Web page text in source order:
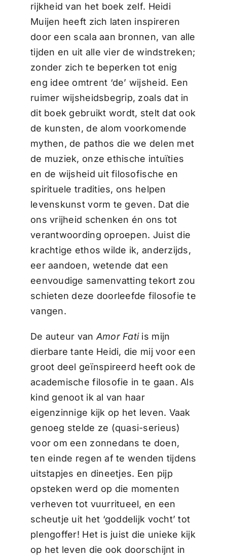
rijkheid van het boek zelf. Heidi
Muijen heeft zich laten inspireren
door een scala aan bronnen, van alle
tijden en uit alle vier de windstreken;
zonder zich te beperken tot enig
eng idee omtrent ‘de’ wijsheid. Een
ruimer wijsheidsbegrip, zoals dat in
dit boek gebruikt wordt, stelt dat ook
de kunsten, de alom voorkomende
mythen, de pathos die we delen met
de muziek, onze ethische intuïties
en de wijsheid uit filosofische en
spirituele tradities, ons helpen
levenskunst vorm te geven. Dat die
ons vrijheid schenken én ons tot
verantwoording oproepen. Juist die
krachtige ethos wilde ik, anderzijds,
eer aandoen, wetende dat een
eenvoudige samenvatting tekort zou
schieten deze doorleefde filosofie te
vangen.
De auteur van Amor Fatiis mijn
dierbare tante Heidi, die mij voor een
groot deel geïnspireerd heeft ook de
academische filosofie in te gaan. Als
kind genoot ik al van haar
eigenzinnige kijk op het leven. Vaak
genoeg stelde ze (quasi-serieus)
voor om een zonnedans te doen,
ten einde regen af te wenden tijdens
uitstapjes en dineetjes. Een pijp
opsteken werd op die momenten
verheven tot vuurritueel, en een
scheutje uit het ‘goddelijk vocht’ tot
plengoffer! Het is juist die unieke kijk
op het leven die ook doorschijnt in